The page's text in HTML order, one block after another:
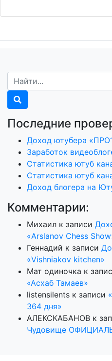
Последние
Доход ютубера
Заработок
Статистика ютуб
Статистика ютуб
Доход блогера на
Комментарии:
Михаил к записи
«Arslanov Chess
Геннадий к записи
«Vishniakov kitchen»
Мат одиночка к
«Асхаб Тамаев»
listensilents к записи
364 дня»
АЛЕКСКАБАНОВ к
Чудовище